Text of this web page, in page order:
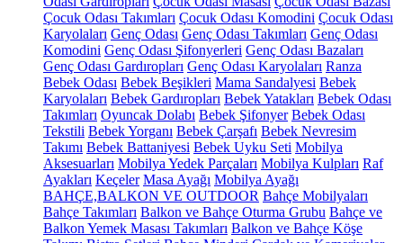
Çocuk Odası Takımları Çocuk Odası Komodini Çocuk Odası
Karyolaları Genç Odası Genç Odası Takımları Genç Odası
Komodini Genç Odası Şifonyerleri Genç Odası Bazaları
Genç Odası Gardıropları Genç Odası Karyolaları Ranza
Bebek Odası Bebek Beşikleri Mama Sandalyesi Bebek
Karyolaları Bebek Gardıropları Bebek Yatakları Bebek Odası
Takımları Oyuncak Dolabı Bebek Şifonyer Bebek Odası
Tekstili Bebek Yorganı Bebek Çarşafı Bebek Nevresim
Takımı Bebek Battaniyesi Bebek Uyku Seti Mobilya
Aksesuarları Mobilya Yedek Parçaları Mobilya Kulpları Raf
Ayakları Keçeler Masa Ayağı Mobilya Ayağı
BAHÇE,BALKON VE OUTDOOR Bahçe Mobilyaları
Bahçe Takımları Balkon ve Bahçe Oturma Grubu Bahçe ve
Balkon Yemek Masası Takımları Balkon ve Bahçe Köşe